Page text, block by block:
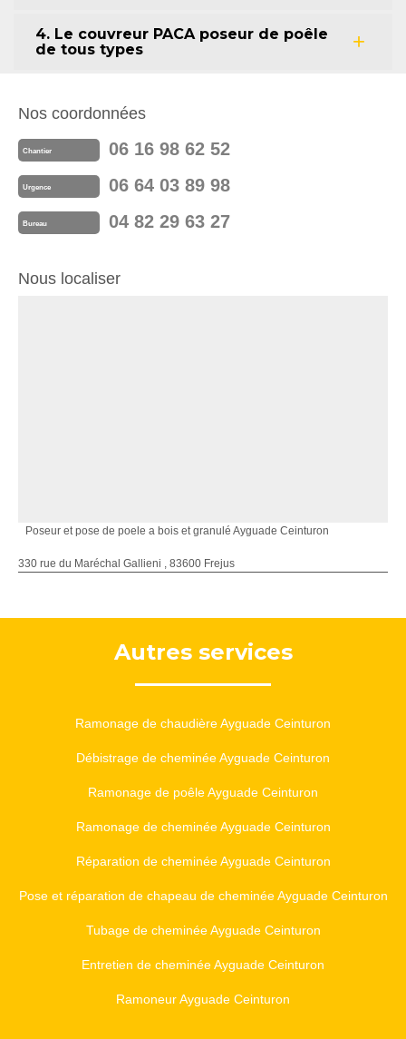
4. Le couvreur PACA poseur de poêle
de tous types
Nos coordonnées
Chantier 06 16 98 62 52
Urgence 06 64 03 89 98
Bureau 04 82 29 63 27
Nous localiser
Poseur et pose de poele a bois et granulé Ayguade Ceinturon
330 rue du Maréchal Gallieni , 83600 Frejus
Autres services
Ramonage de chaudière Ayguade Ceinturon
Débistrage de cheminée Ayguade Ceinturon
Ramonage de poêle Ayguade Ceinturon
Ramonage de cheminée Ayguade Ceinturon
Réparation de cheminée Ayguade Ceinturon
Pose et réparation de chapeau de cheminée Ayguade Ceinturon
Tubage de cheminée Ayguade Ceinturon
Entretien de cheminée Ayguade Ceinturon
Ramoneur Ayguade Ceinturon